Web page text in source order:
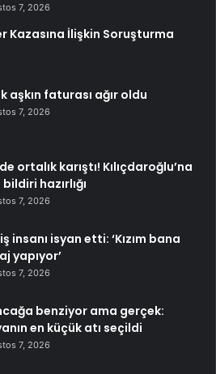
7, 2026
Kazasına İlişkin Soruşturma
aşkın faturası ağır oldu
7, 2026
ortalık karıştı! Kılıçdaroğlu’na
bildiri hazırlığı
7, 2026
insanı isyan etti: ‘Kızım bana
yapıyor’
7, 2026
benziyor ama gerçek:
en küçük atı seçildi
7, 2026